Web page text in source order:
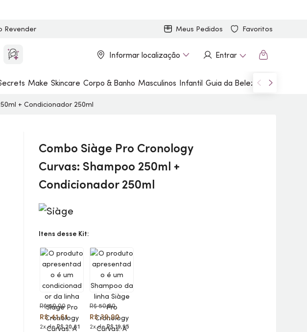
Revender Meus Pedidos Favoritos
Informar localização Entrar
Make Skincare Corpo & Banho Masculinos Infantil Guia da Beleza Marcas
+ Condicionador 250ml
Combo Siàge Pro Cronology
Curvas: Shampoo 250ml +
Condicionador 250ml
Itens desse Kit:
R$ 50,00
R$ 41,61
2x deR$ 20,81
R$ 50,00
R$ 39,90
2x deR$ 19,95